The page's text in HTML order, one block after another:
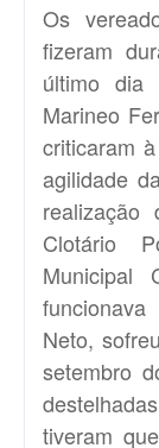
Os
fizeram
último dia
Marineo
criticaram
agilidade
realização
Clotário
Municipal
Neto,
setembro
tiveram